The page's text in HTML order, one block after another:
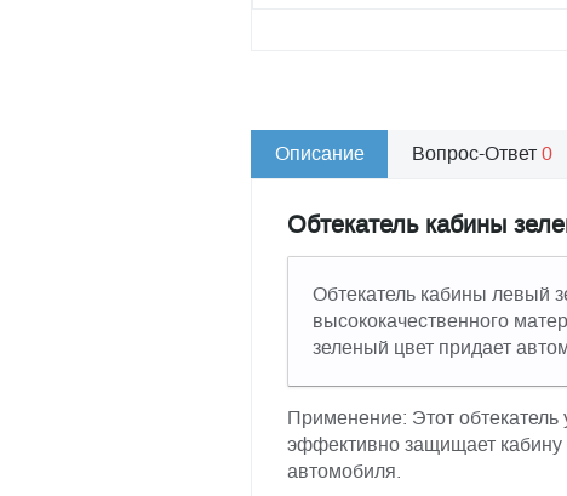
Описание Вопрос-Ответ0
Обтекатель кабины
Обтекатель кабины левый
высококачественного
зеленый цвет придает
Применение: Этот
эффективно защищает кабину
автомобиля.